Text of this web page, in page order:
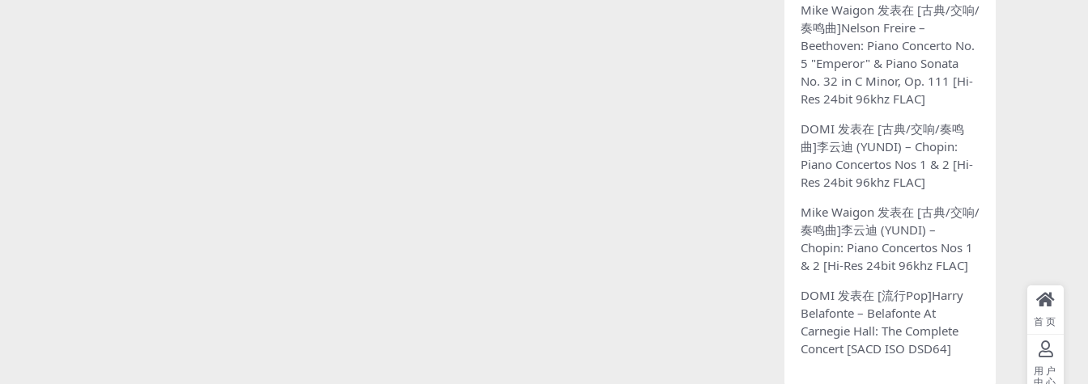
Mike Waigon 发表在 [古典/交响/
奏鸣曲]Nelson Freire –
Beethoven: Piano Concerto No.
5 "Emperor" & Piano Sonata
No. 32 in C Minor, Op. 111 [Hi-
Res 24bit 96khz FLAC]
DOMI 发表在 [古典/交响/奏鸣
曲]李云迪 (YUNDI) – Chopin:
Piano Concertos Nos 1 & 2 [Hi-
Res 24bit 96khz FLAC]
Mike Waigon 发表在 [古典/交响/
奏鸣曲]李云迪 (YUNDI) –
Chopin: Piano Concertos Nos 1
& 2 [Hi-Res 24bit 96khz FLAC]
DOMI 发表在 [流行Pop]Harry
Belafonte – Belafonte At
Carnegie Hall: The Complete
Concert [SACD ISO DSD64]
首页
用户